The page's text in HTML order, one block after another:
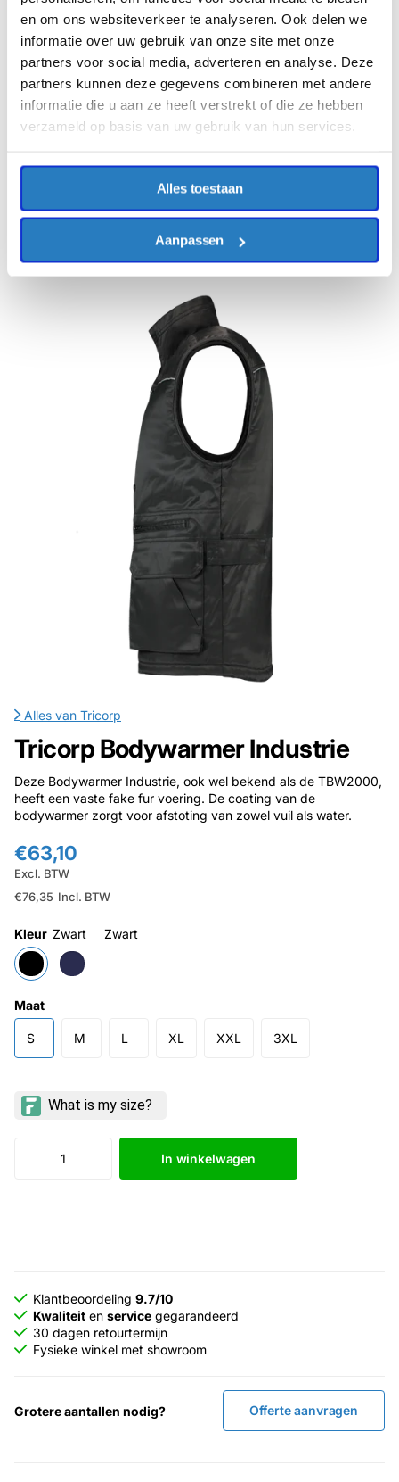
en om ons websiteverkeer te analyseren. Ook delen we
informatie over uw gebruik van onze site met onze
partners voor social media, adverteren en analyse. Deze
partners kunnen deze gegevens combineren met andere
informatie die u aan ze heeft verstrekt of die ze hebben
verzameld op basis van uw gebruik van hun services.
Alles toestaan
Aanpassen
Alles van Tricorp
Tricorp Bodywarmer Industrie
Deze Bodywarmer Industrie, ook wel bekend als de TBW2000,
heeft een vaste fake fur voering. De coating van de
bodywarmer zorgt voor afstoting van zowel vuil als water.
€76,35 Incl. BTW
€63,10
Excl. BTW
Kleur Zwart Zwart
Maat
S M L XL XXL 3XL
In winkelwagen
Klantbeoordeling 9.7/10
Kwaliteit en service gegarandeerd
30 dagen retourtermijn
Fysieke winkel met showroom
Grotere aantallen nodig? Offerte aanvragen